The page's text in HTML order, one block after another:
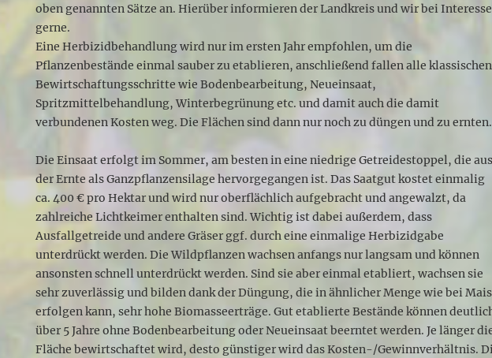
oben genannten Sätze an. Hierüber informieren der Landkreis und wir bei Interesse
gerne.
Eine Herbizidbehandlung wird nur im ersten Jahr empfohlen, um die
Pflanzenbestände einmal sauber zu etablieren, anschließend fallen alle klassischen
Bewirtschaftungsschritte wie Bodenbearbeitung, Neueinsaat,
Spritzmittelbehandlung, Winterbegrünung etc. und damit auch die damit
verbundenen Kosten weg. Die Flächen sind dann nur noch zu düngen und zu ernten.
Die Einsaat erfolgt im Sommer, am besten in eine niedrige Getreidestoppel, die
der Ernte als Ganzpflanzensilage hervorgegangen ist. Das Saatgut kostet einmalig
ca. 400 € pro Hektar und wird nur oberflächlich aufgebracht und angewalzt, da
zahlreiche Lichtkeimer enthalten sind. Wichtig ist dabei außerdem, dass
Ausfallgetreide und andere Gräser ggf. durch eine einmalige Herbizidgabe
unterdrückt werden. Die Wildpflanzen wachsen anfangs nur langsam und können
ansonsten schnell unterdrückt werden. Sind sie aber einmal etabliert, wachsen sie
sehr zuverlässig und bilden dank der Düngung, die in ähnlicher Menge wie bei Mais
erfolgen kann, sehr hohe Biomasseerträge. Gut etablierte Bestände können
über 5 Jahre ohne Bodenbearbeitung oder Neueinsaat beerntet werden. Je länger
Fläche bewirtschaftet wird, desto günstiger wird das Kosten-/Gewinnverhältnis.